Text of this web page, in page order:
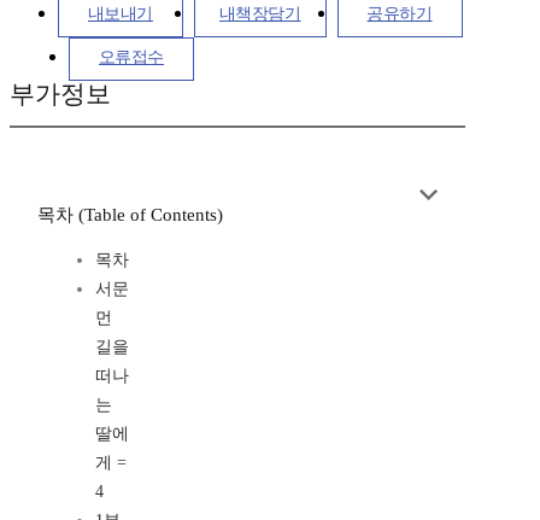
내보내기 내책장담기 공유하기
오류접수
부가정보
목차 (Table of Contents)
목차
서문
먼
길을
떠나
는
딸에
게 =
4